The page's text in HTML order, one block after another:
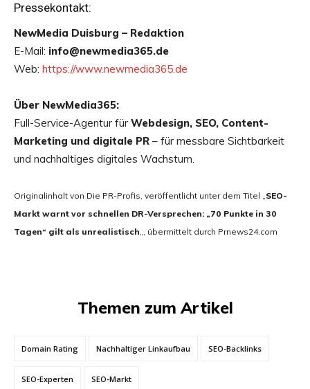
Pressekontakt:
NewMedia Duisburg – Redaktion
E-Mail: info@newmedia365.de
Web: https://www.newmedia365.de
Über NewMedia365:
Full-Service-Agentur für Webdesign, SEO, Content-
Marketing und digitale PR – für messbare Sichtbarkeit
und nachhaltiges digitales Wachstum.
Originalinhalt von Die PR-Profis, veröffentlicht unter dem Titel „SEO-
Markt warnt vor schnellen DR-Versprechen: „70 Punkte in 30
Tagen“ gilt als unrealistisch„, übermittelt durch Prnews24.com
Themen zum Artikel
Domain Rating Nachhaltiger Linkaufbau SEO-Backlinks
SEO-Experten SEO-Markt